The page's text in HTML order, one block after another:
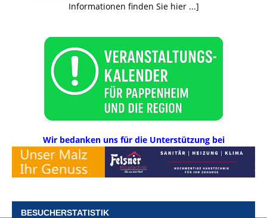
Informationen finden Sie hier ...]
Wir bedanken uns für die Unterstützung bei
BESUCHERSTATISTIK